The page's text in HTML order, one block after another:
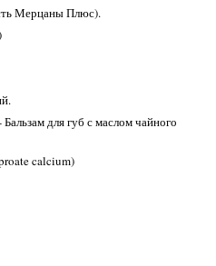
Мерцаны Плюс).
для губ с маслом чайного
calcium)